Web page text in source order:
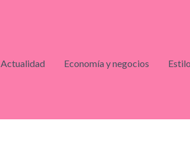
Actualidad Economía y negocios